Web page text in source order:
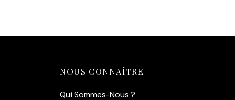
NOUS CONNAÎTRE
Qui Sommes-Nous ?